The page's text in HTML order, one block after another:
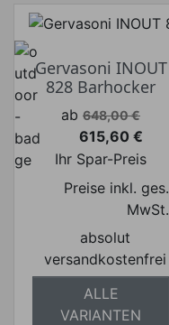
Gervasoni INOUT
828 Barhocker
Verkaufspreis
ab 648,00 €
Preis
615,60 €
Ihr Spar-Preis
Preise inkl. ges.
MwSt.
absolut
versandkostenfrei
ALLE
VARIANTEN